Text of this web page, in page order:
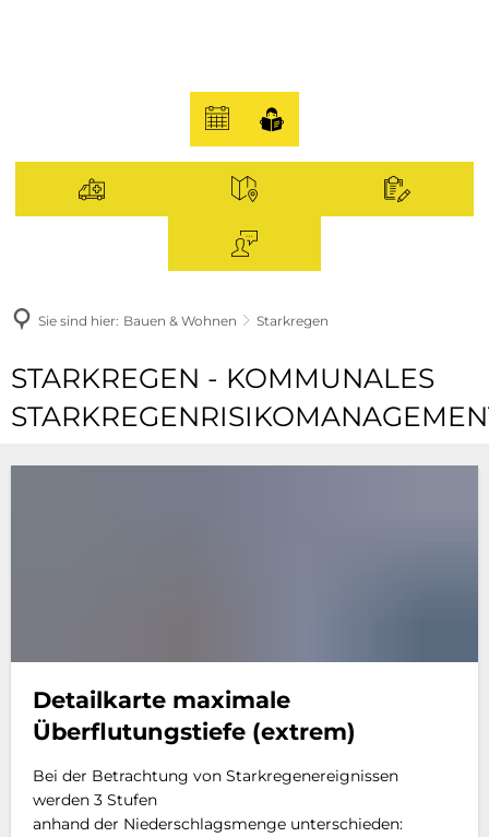
Sie sind hier: Bauen & Wohnen Starkregen
Starkregen
STARKREGEN - KOMMUNALES
Detailkarte maximale
Überflutungstiefe (extrem)
Bei der Betrachtung von Starkregenereignissen
werden 3 Stufen
anhand der Niederschlagsmenge unterschieden: